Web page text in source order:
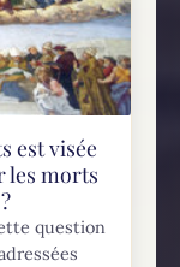
est visée
les morts
question